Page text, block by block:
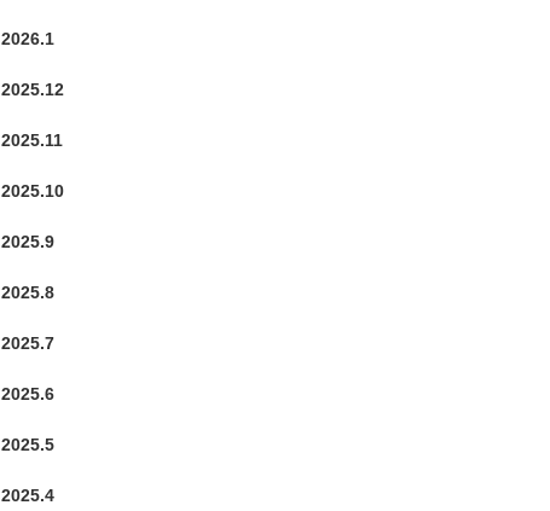
2026.1
2025.12
2025.11
2025.10
2025.9
2025.8
2025.7
2025.6
2025.5
2025.4